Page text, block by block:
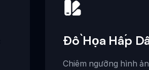
Đồ Họa Hấp
Chiêm ngưỡng hình